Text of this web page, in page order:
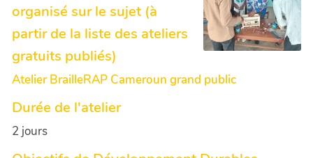
organisé sur le sujet (à
partir de la liste des ateliers
gratuits publiés)
Atelier BrailleRAP Cameroun grand public
Durée de l'atelier
2 jours